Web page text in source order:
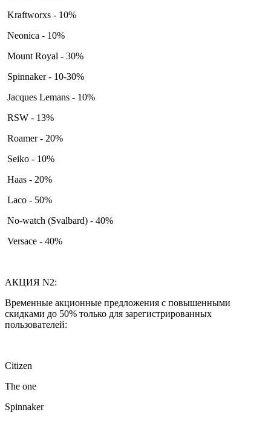
Kraftworxs - 10%
Neonica - 10%
Mount Royal - 30%
Spinnaker - 10-30%
Jacques Lemans - 10%
RSW - 13%
Roamer - 20%
Seiko - 10%
Haas - 20%
Laco - 50%
No-watch (Svalbard) - 40%
Versace - 40%
АКЦИЯ N2:
Временные акционные предложения с повышенными
скидками до 50% только для зарегистрированных
пользователей:
Citizen
The one
Spinnaker